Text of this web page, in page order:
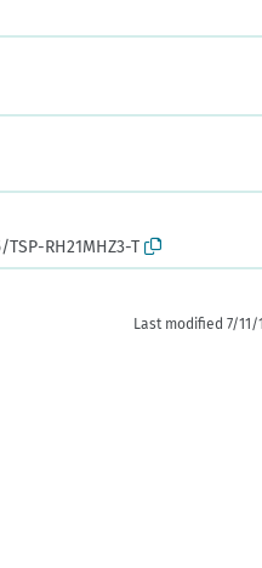
RH21MHZ3-T
Last modified 7/11/